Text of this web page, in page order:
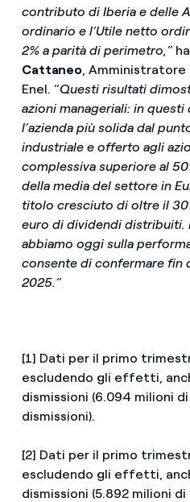
contributo di Iberia e delle
ordinario e l’Utile netto
2% a parità di perimetro,”
Cattaneo, Amministratore
Enel. “Questi risultati
azioni manageriali: in questi
l’azienda più solida dal
industriale e offerto agli
complessiva superiore al
della media del settore in
titolo cresciuto di oltre il
euro di dividendi distribuiti.
abbiamo oggi sulla
consente di confermare fin
2025.”
[1] Dati per il primo
escludendo gli effetti,
dismissioni (6.094 milioni
dismissioni).
[2] Dati per il primo
escludendo gli effetti,
dismissioni (5.892 milioni